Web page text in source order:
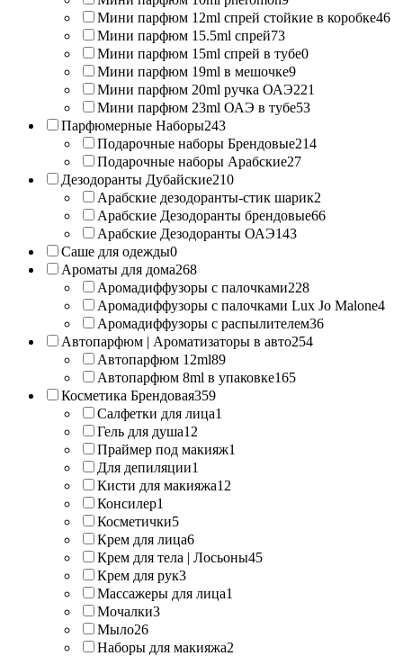
Мини парфюм 12ml спрей стойкие в коробке46
Мини парфюм 15.5ml спрей73
Мини парфюм 15ml спрей в тубе0
Мини парфюм 19ml в мешочке9
Мини парфюм 20ml ручка ОАЭ221
Мини парфюм 23ml ОАЭ в тубе53
Парфюмерные Наборы243
Подарочные наборы Брендовые214
Подарочные наборы Арабские27
Дезодоранты Дубайские210
Арабские дезодоранты-стик шарик2
Арабские Дезодоранты брендовые66
Арабские Дезодоранты ОАЭ143
Саше для одежды0
Ароматы для дома268
Аромадиффузоры с палочками228
Аромадиффузоры с палочками Lux Jo Malone4
Аромадиффузоры с распылителем36
Автопарфюм | Ароматизаторы в авто254
Автопарфюм 12ml89
Автопарфюм 8ml в упаковке165
Косметика Брендовая359
Салфетки для лица1
Гель для душа12
Праймер под макияж1
Для депиляции1
Кисти для макияжа12
Консилер1
Косметички5
Крем для лица6
Крем для тела | Лосьоны45
Крем для рук3
Массажеры для лица1
Мочалки3
Мыло26
Наборы для макияжа2